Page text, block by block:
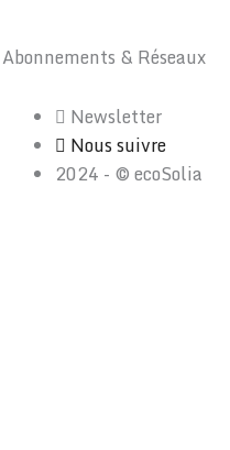
Abonnements & Réseaux
Newsletter
Nous suivre
2024 - © ecoSolia